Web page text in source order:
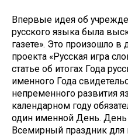
Впервые идея об
русского языка была
газете». Это произошло в
проекта «Русская игра
статье об итогах Года
именного Года
непременного развития
календарном году
один именной День. День
Всемирный праздник для